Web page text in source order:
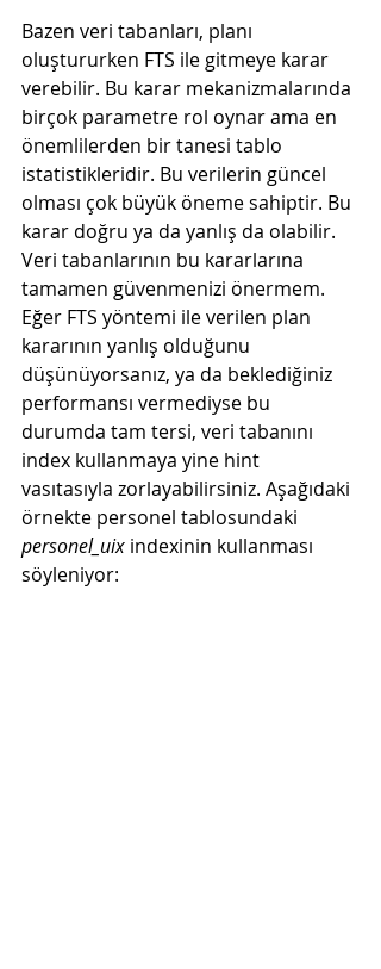
Bazen veri tabanları, planı
oluştururken FTS ile gitmeye karar
verebilir. Bu karar mekanizmalarında
birçok parametre rol oynar ama en
önemlilerden bir tanesi tablo
istatistikleridir. Bu verilerin güncel
olması çok büyük öneme sahiptir. Bu
karar doğru ya da yanlış da olabilir.
Veri tabanlarının bu kararlarına
tamamen güvenmenizi önermem.
Eğer FTS yöntemi ile verilen plan
kararının yanlış olduğunu
düşünüyorsanız, ya da beklediğiniz
performansı vermediyse bu
durumda tam tersi, veri tabanını
index kullanmaya yine hint
vasıtasıyla zorlayabilirsiniz. Aşağıdaki
örnekte personel tablosundaki
personel_uix indexinin kullanması
söyleniyor: